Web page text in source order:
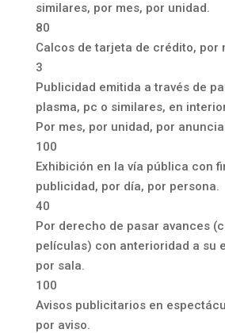
similares, por mes, por unidad.
80
Calcos de tarjeta de crédito, por
3
Publicidad emitida a través de
plasma, pc o similares, en
Por mes, por unidad, por
100
Exhibición en la vía pública con
publicidad, por día, por persona.
40
Por derecho de pasar avances
películas) con anterioridad a su
por sala.
100
Avisos publicitarios en
por aviso.